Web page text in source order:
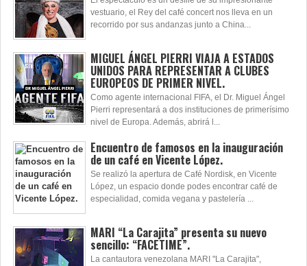
vestuario, el Rey del café concert nos lleva en un
recorrido por sus andanzas junto a China...
MIGUEL ÁNGEL PIERRI VIAJA A ESTADOS
UNIDOS PARA REPRESENTAR A CLUBES
EUROPEOS DE PRIMER NIVEL.
Como agente internacional FIFA, el Dr. Miguel Ángel
Pierri representará a dos instituciones de primerísimo
nivel de Europa. Además, abrirá l...
Encuentro de famosos en la inauguración
de un café en Vicente López.
Se realizó la apertura de Café Nordisk, en Vicente
López, un espacio donde podes encontrar café de
especialidad, comida vegana y pastelería ...
MARI “La Carajita” presenta su nuevo
sencillo: “FACETIME”.
La cantautora venezolana MARI "La Carajita",